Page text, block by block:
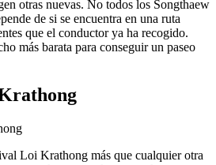
otras nuevas. No todos los Songthaew
de si se encuentra en una ruta
que el conductor ya ha recogido.
más barata para conseguir un paseo
Loi Krathong más que cualquier otra